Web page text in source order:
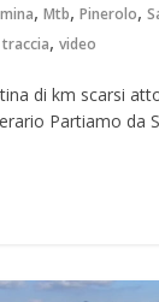
, Mtb, Pinerolo,
traccia, video
di km scarsi
Partiamo da